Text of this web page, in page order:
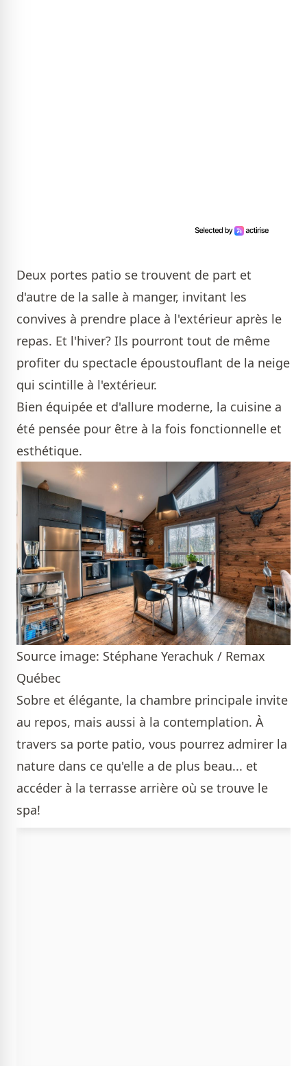
Deux portes patio se trouvent de part et
d'autre de la salle à manger, invitant les
convives à prendre place à l'extérieur après le
repas. Et l'hiver? Ils pourront tout de même
profiter du spectacle époustouflant de la neige
qui scintille à l'extérieur.
Bien équipée et d'allure moderne, la cuisine a
été pensée pour être à la fois fonctionnelle et
esthétique.
Source image: Stéphane Yerachuk / Remax
Québec
Sobre et élégante, la chambre principale invite
au repos, mais aussi à la contemplation. À
travers sa porte patio, vous pourrez admirer la
nature dans ce qu'elle a de plus beau... et
accéder à la terrasse arrière où se trouve le
spa!